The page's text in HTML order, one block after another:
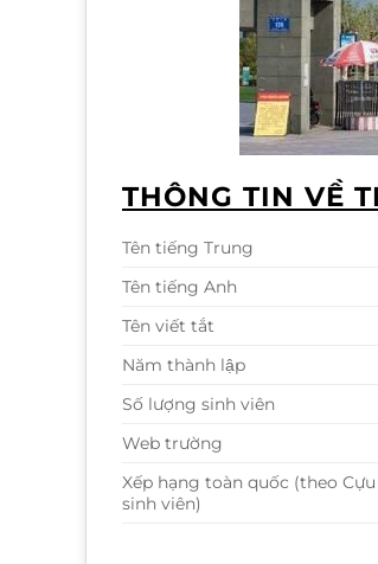
THÔNG TIN VỀ
Tên tiếng Trung
Tên tiếng Anh
Tên viết tắt
Năm thành lập
Số lượng sinh viên
Web trường
Xếp hạng toàn quốc (theo Cựu
sinh viên)